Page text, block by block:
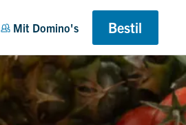
Mit Domino's
Din Kurv Bestil